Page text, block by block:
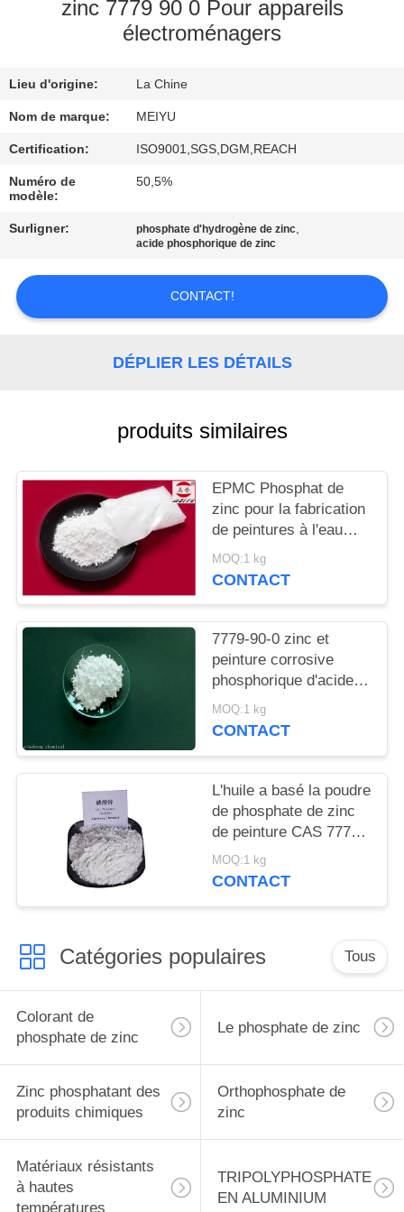
NOUS
DE
L'USINE
CONTRÔLE
LA
QUALITÉ
NOUS
CONTACTER
DEVIS
PLAN
SITE
PRIVACY
POLICY
zinc 7779 90 0 Pour appareils
électroménagers
Lieu d'origine: La Chine
Nom de marque: MEIYU
Certification: ISO9001,SGS,DGM,REACH
Numéro de
modèle:
50,5%
Surligner: phosphate d'hydrogène de zinc,
acide phosphorique de zinc
CONTACT!
DÉPLIER LES DÉTAILS
produits similaires
EPMC Phosphat de
zinc pour la fabrication
de peintures à l'eau
avec des peintures
antirouille basses en
MOQ:1 kg
CONTACT
7779-90-0 zinc et
peinture corrosive
phosphorique d'acide
d'Acidzinc et
phosphorique anti pour
MOQ:1 kg
CONTACT
L'huile a basé la poudre
de phosphate de zinc
de peinture CAS 7779-
90-0 pour le bateau et
les structures
MOQ:1 kg
CONTACT
Catégories populaires Tous
Colorant de
phosphate de zinc
Le phosphate de zinc
Zinc phosphatant des
produits chimiques
Orthophosphate de
zinc
Matériaux résistants
à hautes
températures
TRIPOLYPHOSPHATE
EN ALUMINIUM